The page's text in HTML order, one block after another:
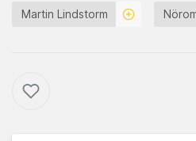
Martin Lindstorm